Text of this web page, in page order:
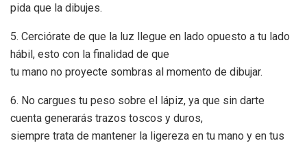
pida que la dibujes.
5. Cerciórate de que la luz llegue en lado opuesto a tu lado
hábil, esto con la finalidad de que
tu mano no proyecte sombras al momento de dibujar.
6. No cargues tu peso sobre el lápiz, ya que sin darte
cuenta generarás trazos toscos y duros,
siempre trata de mantener la ligereza en tu mano y en tus